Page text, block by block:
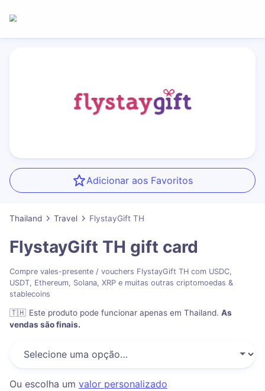
Adicionar aos Favoritos
Thailand Travel FlystayGift TH
FlystayGift TH gift card
Compre vales-presente / vouchers FlystayGift TH com USDC,
USDT, Ethereum, Solana, XRP e muitas outras criptomoedas &
stablecoins
🇹🇭 Este produto pode funcionar apenas em Thailand. As
vendas são finais.
Ou escolha um valor personalizado